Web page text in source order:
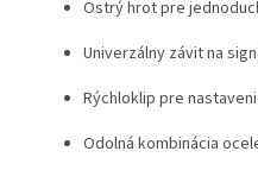
Ostrý hrot pre
Univerzálny závit na
Rýchloklip pre
Odolná kombinácia